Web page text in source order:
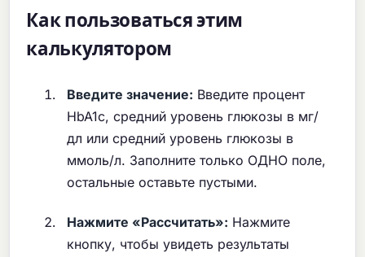
Как пользоваться этим
калькулятором
Введите значение: Введите процент
HbA1c, средний уровень глюкозы в мг/
дл или средний уровень глюкозы в
ммоль/л. Заполните только ОДНО поле,
остальные оставьте пустыми.
Нажмите «Рассчитать»: Нажмите
кнопку, чтобы увидеть результаты